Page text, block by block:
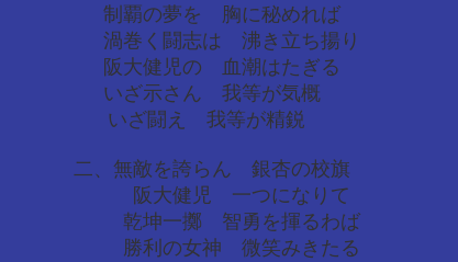
制覇の夢を 胸に秘めれば
渦巻く闘志は 沸き立ち揚り
阪大健児の 血潮はたぎる
いざ示さん 我等が気概
いざ闘え 我等が精鋭
二、無敵を誇らん 銀杏の校旗
阪大健児 一つになりて
乾坤一擲 智勇を揮るわば
勝利の女神 微笑みきたる